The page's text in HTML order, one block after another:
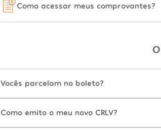
Como acessar meus comprovantes?
Vocês parcelam no boleto?
Como emito o meu novo CRLV?